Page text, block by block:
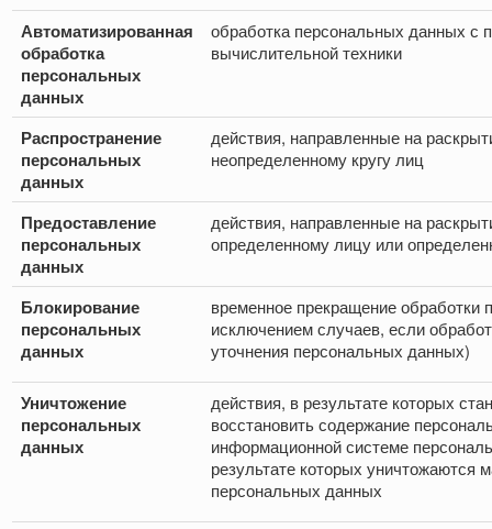
Автоматизированная
обработка
персональных
данных
обработка персональных данных с
вычислительной техники
Распространение
персональных
данных
действия, направленные на
неопределенному кругу лиц
Предоставление
персональных
данных
действия, направленные на
определенному лицу или
Блокирование
персональных
данных
временное прекращение обработки
исключением случаев, если
уточнения персональных данных)
Уничтожение
персональных
данных
действия, в результате которых
восстановить содержание
информационной системе
результате которых уничтожаются
персональных данных